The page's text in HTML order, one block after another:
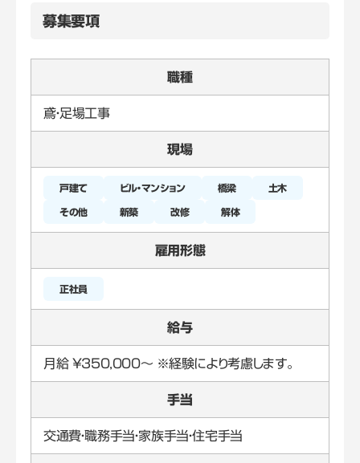
募集要項
職種
鳶・足場工事
現場
戸建て ビル・マンション 橋梁
その他 新築 改修 解体
雇用形態
正社員
給与
月給 ￥350,000～ ※経験により考慮します。
手当
交通費・職務手当・家族手当・住宅手当